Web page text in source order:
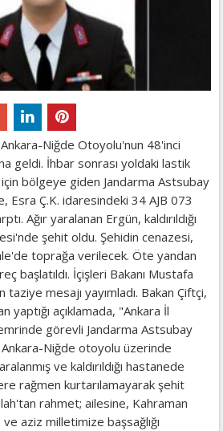
Niğde Otoyolu'nun 48'inci
geldi. İhbar sonrası yoldaki lastik
bölgeye giden Jandarma Astsubay
Esra Ç.K. idaresindeki 34 AJB 073
Ağır yaralanan Ergün, kaldırıldığı
şehit oldu. Şehidin cenazesi,
toprağa verilecek. Öte yandan
başlatıldı. İçişleri Bakanı Mustafa
mesajı yayımladı. Bakan Çiftçi,
yaptığı açıklamada, "Ankara İl
görevli Jandarma Astsubay
Niğde otoyolu üzerinde
ve kaldırıldığı hastanede
rağmen kurtarılamayarak şehit
rahmet; ailesine, Kahraman
ve aziz milletimize başsağlığı